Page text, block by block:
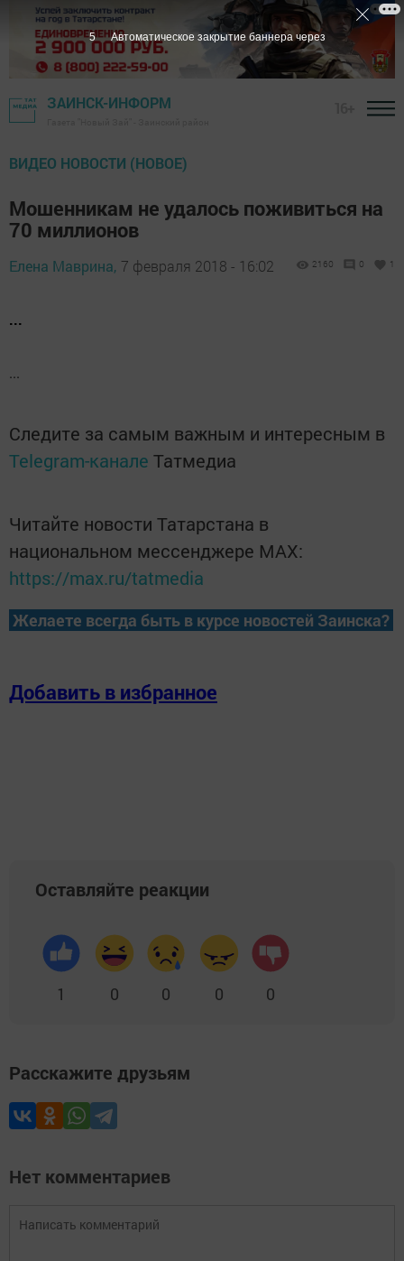
ЗАИНСК-ИНФОРМ
ВИДЕО НОВОСТИ (НОВОЕ)
Мошенникам не удалось поживиться на
70 миллионов
Елена Маврина, 7 февраля 2018 - 16:02 2160 0 1
...
...
Следите за самым важным и интересным в
Telegram-канале Татмедиа
Читайте новости Татарстана в
национальном мессенджере MАХ:
https://max.ru/tatmedia
Желаете всегда быть в курсе новостей Заинска?
Добавить в избранное
Оставляйте реакции
1 0 0 0 0
Расскажите друзьям
Нет комментариев
5 Автоматическое закрытие баннера через